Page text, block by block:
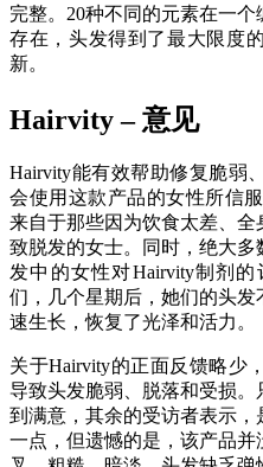
完整。20种不同的元素在一
存在，头发得到了最大限度
新。
Hairvity – 意见
Hairvity能有效帮助修复脆弱
会使用这款产品的女性所信
来自于那些因为饮食太差、
致脱发的女士。同时，绝大
发中的女性对Hairvity制剂
们，几个星期后，她们的头
速生长，恢复了光泽和活力。
关于Hairvity的正面反馈略少
导致头发脆弱、脱落和受损
到满意，其余的受访者表示
一点，但遗憾的是，该产品